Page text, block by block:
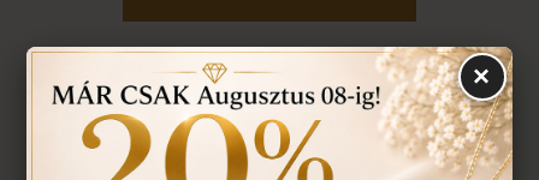
EGYEZTETÉS
TOVÁBBI INFORMÁCIÓ
×